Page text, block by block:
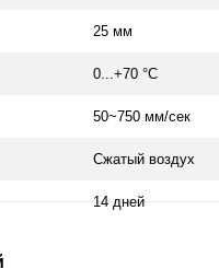
25 мм
0...+70 °С
50~750 мм/сек
Сжатый воздух
14 дней